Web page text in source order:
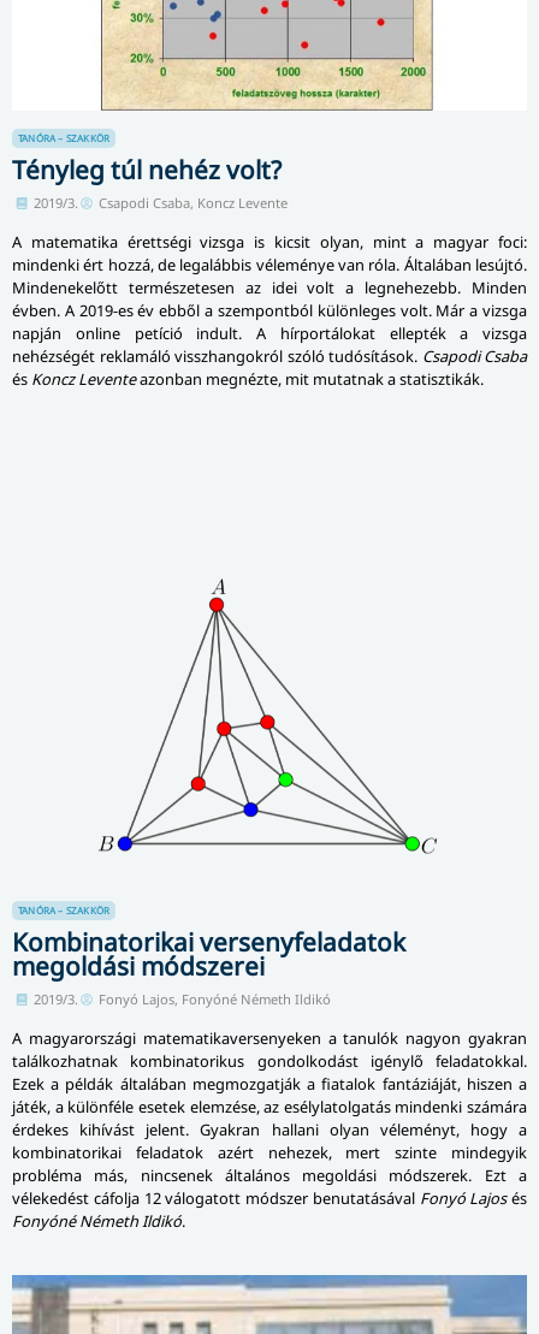
TANÓRA – SZAKKÖR
Tényleg túl nehéz volt?
2019/3. Csapodi Csaba, Koncz Levente
A matematika érettségi vizsga is kicsit olyan, mint a magyar foci:
mindenki ért hozzá, de legalábbis véleménye van róla. Általában lesújtó.
Mindenekelőtt természetesen az idei volt a legnehezebb. Minden
évben. A 2019-es év ebből a szempontból különleges volt. Már a vizsga
napján online petíció indult. A hírportálokat ellepték a vizsga
nehézségét reklamáló visszhangokról szóló tudósítások. Csapodi Csaba
és Koncz Leventeazonban megnézte, mit mutatnak a statisztikák.
TANÓRA – SZAKKÖR
Kombinatorikai versenyfeladatok
megoldási módszerei
2019/3. Fonyó Lajos, Fonyóné Németh Ildikó
A magyarországi matematikaversenyeken a tanulók nagyon gyakran
találkozhatnak kombinatorikus gondolkodást igénylő feladatokkal.
Ezek a példák általában megmozgatják a fiatalok fantáziáját, hiszen a
játék, a különféle esetek elemzése, az esélylatolgatás mindenki számára
érdekes kihívást jelent. Gyakran hallani olyan véleményt, hogy a
kombinatorikai feladatok azért nehezek, mert szinte mindegyik
probléma más, nincsenek általános megoldási módszerek. Ezt a
vélekedést cáfolja 12 válogatott módszer benutatásával Fonyó Lajosés
Fonyóné Németh Ildikó.